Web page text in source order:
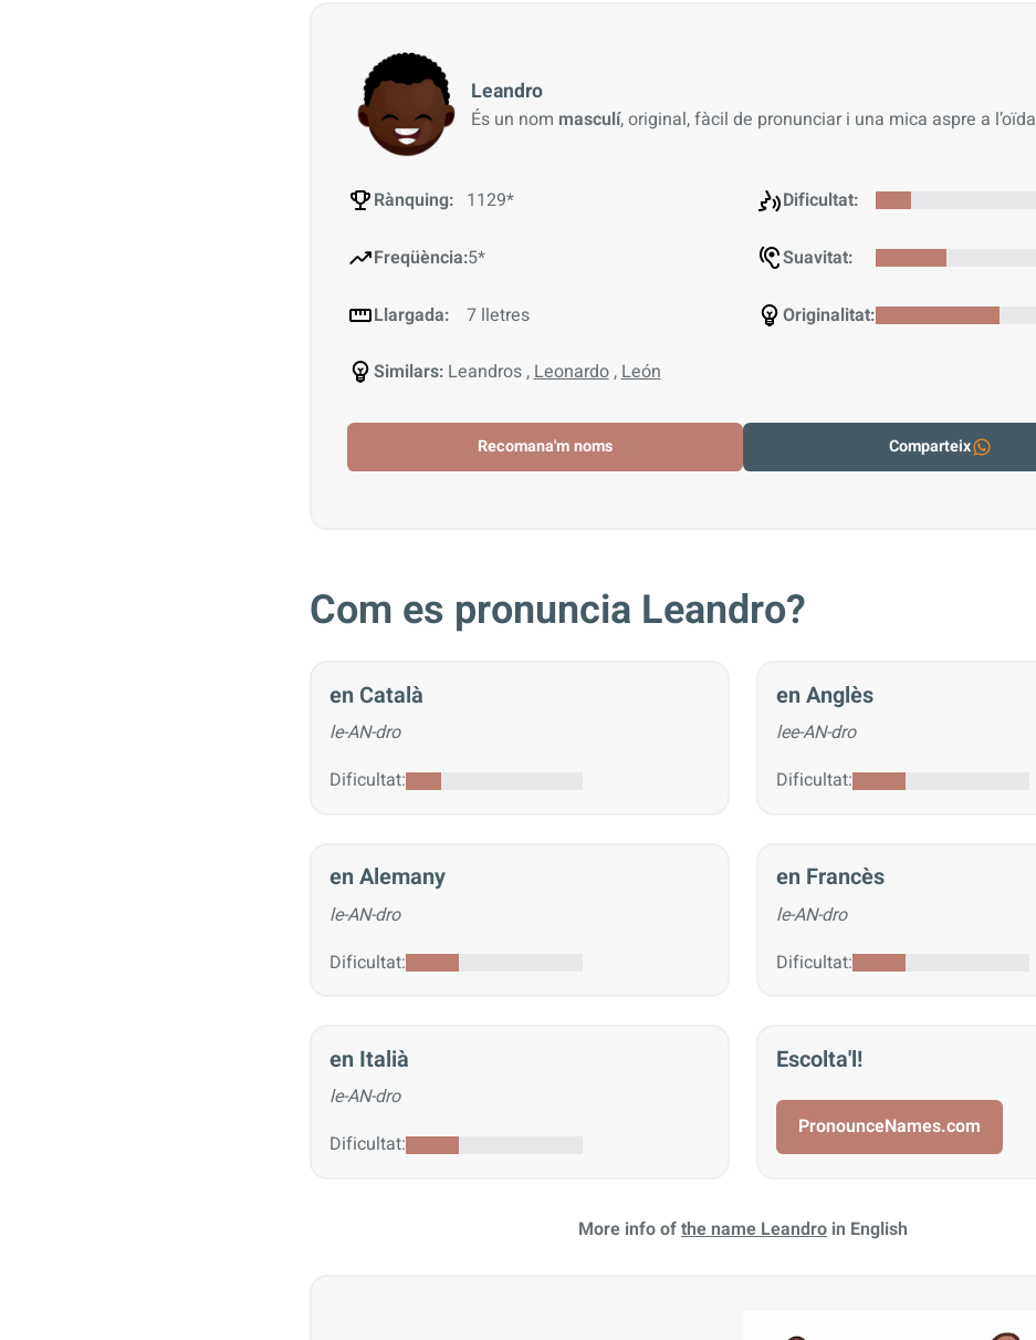
Rànquing: 1129*
Freqüència:5*
Llargada: 7 lletres
Dificultat:
Suavitat:
Originalitat:
Similars:Leandros , Leonardo, León
Recomana'm noms Comparteix
Leandro
És un nom masculí, original, fàcil de pronunciar i una mica aspre a l’oïda
Com es pronuncia Leandro?
en Català
le-AN-dro
Dificultat:
en Anglès
lee-AN-dro
Dificultat:
en Alemany
le-AN-dro
Dificultat:
en Francès
le-AN-dro
Dificultat:
en Italià
le-AN-dro
Dificultat:
Escolta'l!
PronounceNames.com
More info ofthe name Leandro in English